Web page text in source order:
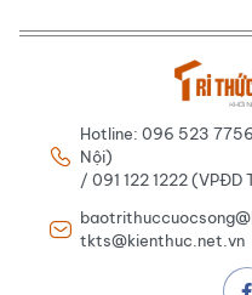
Hotline: 096 523
Nội)
/ 091 122 1222 (VPĐD
tkts@kienthuc.net.vn